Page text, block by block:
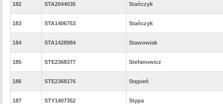
182 STA2044035 Stańczyk
183 STA1406753 Stańczyk
184 STA1428984 Stawowiak
185 STE2368377 Stefanowicz
186 STE2368176 Stępień
187 STY1407352 Stypa